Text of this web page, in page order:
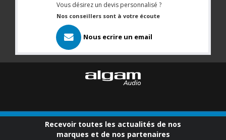
Vous désirez un devis personnalisé ?
Nos conseillers sont à votre écoute
Nous ecrire un email
Recevoir toutes les actualités de nos
marques et de nos partenaires